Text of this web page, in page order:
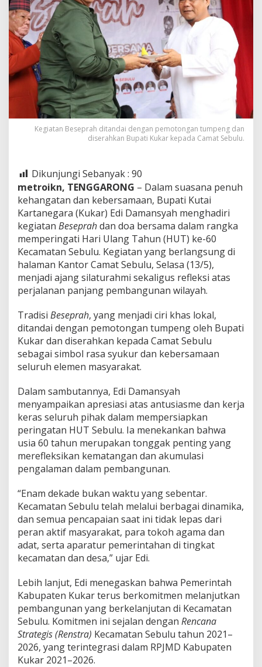
Kegiatan Beseprah ditandai dengan pemotongan tumpeng dan
diserahkan Bupati Kukar kepada Camat Sebulu.
Dikunjungi Sebanyak : 90
metroikn, TENGGARONG – Dalam suasana penuh
kehangatan dan kebersamaan, Bupati Kutai
Kartanegara (Kukar) Edi Damansyah menghadiri
kegiatan Beseprahdan doa bersama dalam rangka
memperingati Hari Ulang Tahun (HUT) ke-60
Kecamatan Sebulu. Kegiatan yang berlangsung di
halaman Kantor Camat Sebulu, Selasa (13/5),
menjadi ajang silaturahmi sekaligus refleksi atas
perjalanan panjang pembangunan wilayah.
Tradisi Beseprah, yang menjadi ciri khas lokal,
ditandai dengan pemotongan tumpeng oleh Bupati
Kukar dan diserahkan kepada Camat Sebulu
sebagai simbol rasa syukur dan kebersamaan
seluruh elemen masyarakat.
Dalam sambutannya, Edi Damansyah
menyampaikan apresiasi atas antusiasme dan kerja
keras seluruh pihak dalam mempersiapkan
peringatan HUT Sebulu. Ia menekankan bahwa
usia 60 tahun merupakan tonggak penting yang
merefleksikan kematangan dan akumulasi
pengalaman dalam pembangunan.
“Enam dekade bukan waktu yang sebentar.
Kecamatan Sebulu telah melalui berbagai dinamika,
dan semua pencapaian saat ini tidak lepas dari
peran aktif masyarakat, para tokoh agama dan
adat, serta aparatur pemerintahan di tingkat
kecamatan dan desa,” ujar Edi.
Lebih lanjut, Edi menegaskan bahwa Pemerintah
Kabupaten Kukar terus berkomitmen melanjutkan
pembangunan yang berkelanjutan di Kecamatan
Sebulu. Komitmen ini sejalan dengan Rencana
Strategis (Renstra) Kecamatan Sebulu tahun 2021–
2026, yang terintegrasi dalam RPJMD Kabupaten
Kukar 2021–2026.